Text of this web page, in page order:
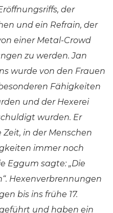
der
und ein Refrain, der
einer Metal-Crowd
zu werden. Jan
wurde von den Frauen
Fähigkeiten
und der Hexerei
wurden. Er
in der Menschen
immer noch
Eggum sagte: „Die
Hexenverbrennungen
bis ins frühe 17.
und haben ein